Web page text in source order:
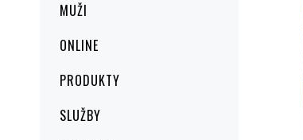
MUŽI
ONLINE
PRODUKTY
SLUŽBY